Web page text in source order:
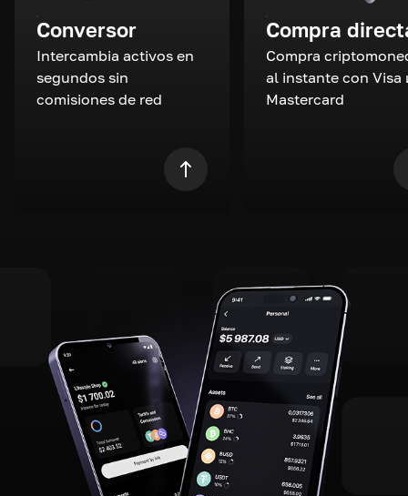
Conversor
Intercambia activos en
segundos sin
comisiones de red
Compra
Compra
al instante con Visa
Mastercard